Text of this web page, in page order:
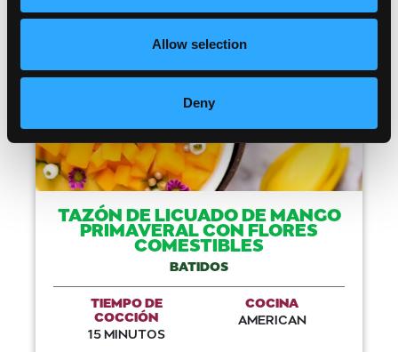
Allow selection
Deny
Like This
TAZÓN DE LICUADO DE MANGO
PRIMAVERAL CON FLORES
COMESTIBLES
BATIDOS
TIEMPO DE
COCCIÓN
15 MINUTOS
COCINA
AMERICAN